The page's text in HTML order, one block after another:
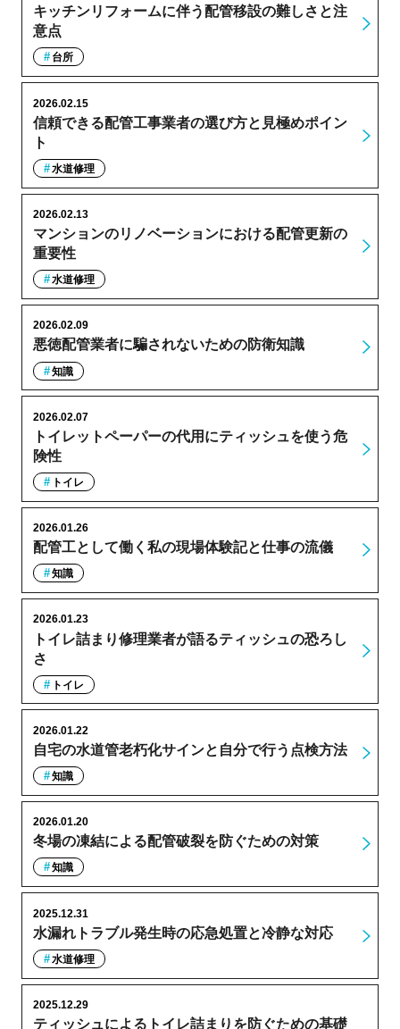
キッチンリフォームに伴う配管移設の難しさと注
意点
台所
信頼できる配管工事業者の選び方と見極めポイン
ト
2026.02.15
水道修理
マンションのリノベーションにおける配管更新の
重要性
2026.02.13
水道修理
悪徳配管業者に騙されないための防衛知識
2026.02.09
知識
トイレットペーパーの代用にティッシュを使う危
険性
2026.02.07
トイレ
配管工として働く私の現場体験記と仕事の流儀
2026.01.26
知識
トイレ詰まり修理業者が語るティッシュの恐ろし
さ
2026.01.23
トイレ
自宅の水道管老朽化サインと自分で行う点検方法
2026.01.22
知識
冬場の凍結による配管破裂を防ぐための対策
2026.01.20
知識
水漏れトラブル発生時の応急処置と冷静な対応
2025.12.31
水道修理
ティッシュによるトイレ詰まりを防ぐための基礎
2025.12.29